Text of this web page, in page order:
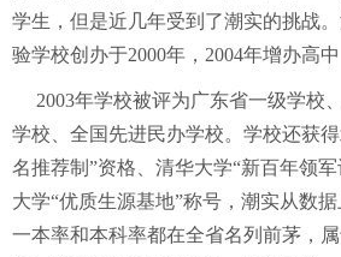
学生，但是近几年受到了潮实的挑战
验学校创办于2000年，2004年增办高中
2003年学校被评为广东省一级学校
学校、全国先进民办学校。学校还获
名推荐制”资格、清华大学“新百年领
大学“优质生源基地”称号，潮实从数据
一本率和本科率都在全省名列前茅，